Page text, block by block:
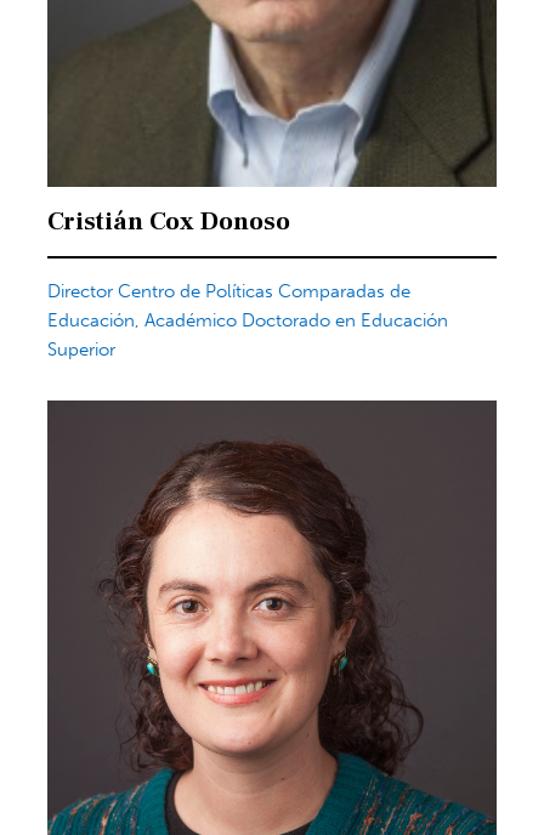
Cristián Cox Donoso
Director Centro de Políticas Comparadas de
Educación, Académico Doctorado en Educación
Superior